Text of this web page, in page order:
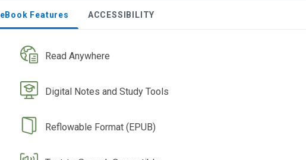
eBook Features ACCESSIBILITY
Read Anywhere
Digital Notes and Study Tools
Reflowable Format (EPUB)